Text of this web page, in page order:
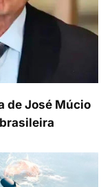
de José Múcio